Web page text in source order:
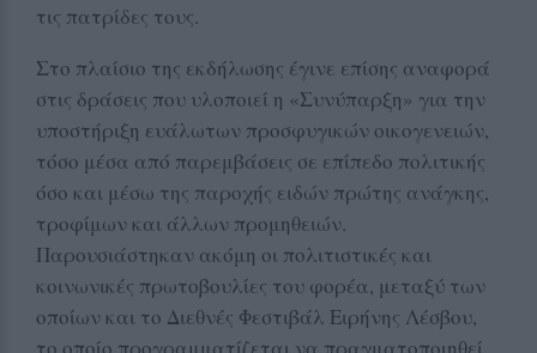
τις πατρίδες τους.
Στο πλαίσιο της εκδήλωσης έγινε επίσης αναφορά
στις δράσεις που υλοποιεί η «Συνύπαρξη» για την
υποστήριξη ευάλωτων προσφυγικών οικογενειών,
τόσο μέσα από παρεμβάσεις σε επίπεδο πολιτικής
όσο και μέσω της παροχής ειδών πρώτης ανάγκης,
τροφίμων και άλλων προμηθειών.
Παρουσιάστηκαν ακόμη οι πολιτιστικές και
κοινωνικές πρωτοβουλίες του φορέα, μεταξύ των
οποίων και το Διεθνές Φεστιβάλ Ειρήνης Λέσβου,